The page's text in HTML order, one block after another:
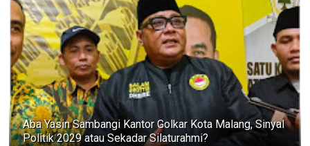
Aba Yasin Sambangi Kantor Golkar Kota Malang, Sinyal
Politik 2029 atau Sekadar Silaturahmi?